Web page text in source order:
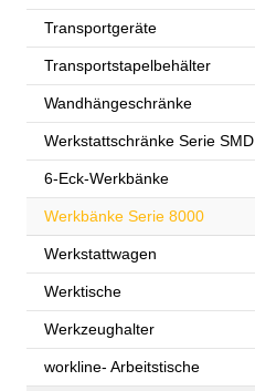
Transportgeräte
Transportstapelbehälter
Wandhängeschränke
Werkstattschränke Serie SMD
6-Eck-Werkbänke
Werkbänke Serie 8000
Werkstattwagen
Werktische
Werkzeughalter
workline- Arbeitstische